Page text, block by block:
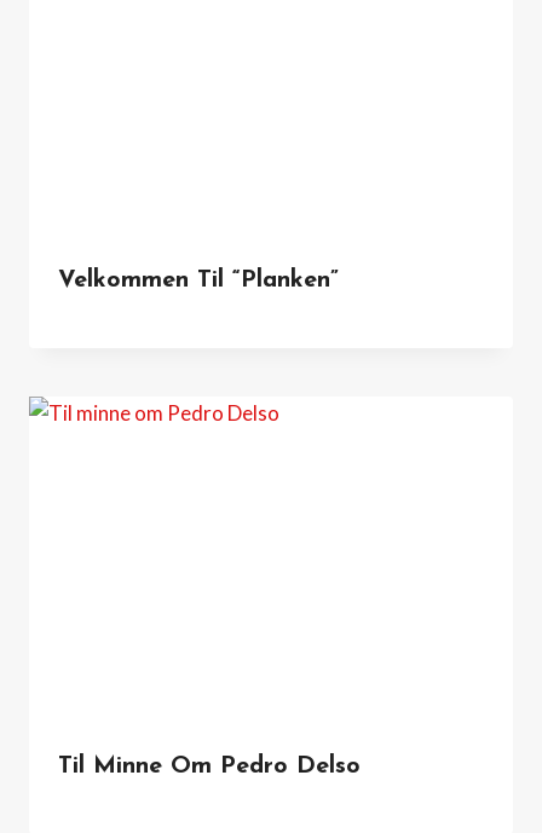
Velkommen Til “Planken”
Til Minne Om Pedro Delso